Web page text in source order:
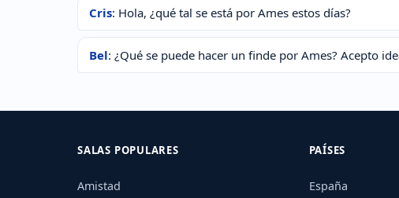
Cris: Hola, ¿qué tal se está por Ames estos días?
Bel: ¿Qué se puede hacer un finde por Ames? Acepto
SALAS POPULARES
Amistad
PAÍSES
España